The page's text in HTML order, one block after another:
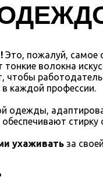
Это, пожалуй, самое
волокна
чтобы
каждой профессии.
одежды,
ухаживать за